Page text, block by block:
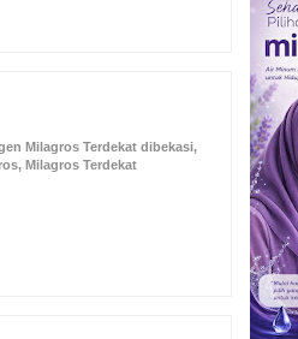
Milagros Terdekat dibekasi,
, Milagros Terdekat